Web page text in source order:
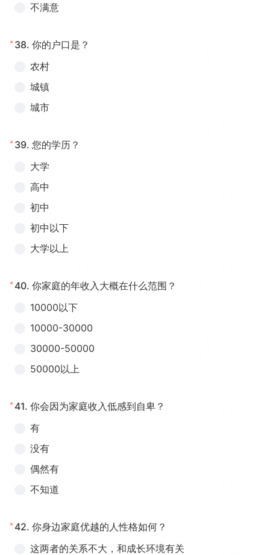
不满意
* 38. 你的户口是？
农村
城镇
城市
* 39. 您的学历？
大学
高中
初中
初中以下
大学以上
* 40. 你家庭的年收入大概在什么范围？
10000以下
10000-30000
30000-50000
50000以上
* 41. 你会因为家庭收入低感到自卑？
有
没有
偶然有
不知道
* 42. 你身边家庭优越的人性格如何？
这两者的关系不大，和成长环境有关